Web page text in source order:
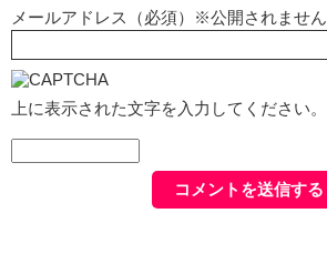
メールアドレス（必須）※公開されません
上に表示された文字を入力してください。